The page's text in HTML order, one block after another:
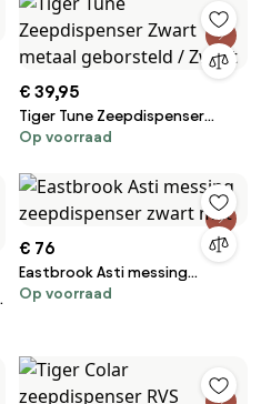
€ 39,95
Tiger Tune Zeepdispenser
Zwart metaal geborsteld /
Op voorraad
€ 76
Eastbrook Asti messing
zeepdispenser zwart mat
Op voorraad